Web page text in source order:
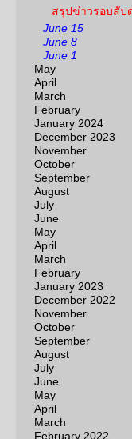
สรุปข่าวรอบสัป
June 15
June 8
June 1
May
April
March
February
January 2024
December 2023
November
October
September
August
July
June
May
April
March
February
January 2023
December 2022
November
October
September
August
July
June
May
April
March
February 2022